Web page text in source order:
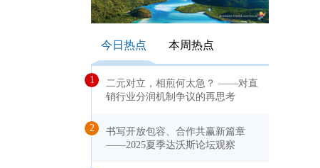
今日热点 本周热点
1
二元对立，相煎何太急？ ——对直
销行业分润机制争议的再思考
2
书写开放包容、合作共赢新篇章
——2025夏季达沃斯论坛观察